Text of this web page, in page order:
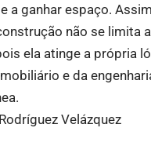
a ganhar espaço.
não se limita
ela atinge a própria
e da
Velázquez